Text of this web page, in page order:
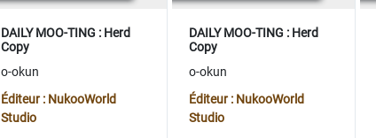
DAILY MOO-TING : Herd
Copy
o-okun
Éditeur : NukooWorld
Studio
DAILY MOO-TING : Herd
Copy
o-okun
Éditeur : NukooWorld
Studio